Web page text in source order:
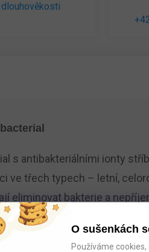
O sušenkách
Používáme
dlouhověkosti
s antibakteriálními ionty
ve třech typech – letní,
eliminovat bakterie a
3D spirálovému
technologiemi,